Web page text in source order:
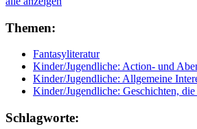
Themen:
Fantasyliteratur
Kinder/Jugendliche: Action- und
Kinder/Jugendliche: Allgemeine
Kinder/Jugendliche: Geschichten,
Schlagworte: